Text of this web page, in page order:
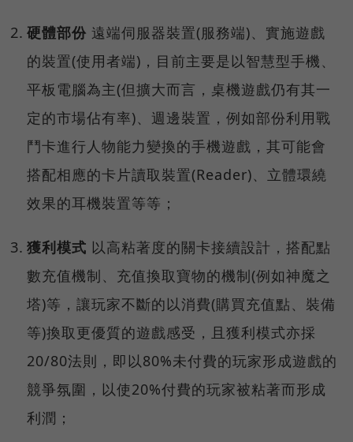
硬體部份 遠端伺服器裝置(服務端)、實施遊戲
的裝置(使用者端)，目前主要是以智慧型手機、
平板電腦為主(但擴大而言，桌機遊戲仍有其一
定的市場佔有率)、週邊裝置，例如部份利用戰
鬥卡進行人物能力變換的手機遊戲，其可能會
搭配相應的卡片讀取裝置(Reader)、立體環繞
效果的耳機裝置等等；
獲利模式 以高粘著度的關卡接續設計，搭配點
數充值機制、充值換取寶物的機制(例如神魔之
塔)等，讓玩家不斷的以消費(購買充值點、裝備
等)換取更優質的遊戲感受，且獲利模式亦採
20/80法則，即以80%未付費的玩家形成遊戲的
競爭氛圍，以使20%付費的玩家被粘著而形成
利潤；